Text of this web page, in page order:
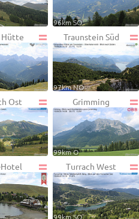
96km SO
Hütte Traunstein Süd
97km NO
Ost Grimming
99km O
Turrach West
99km SO